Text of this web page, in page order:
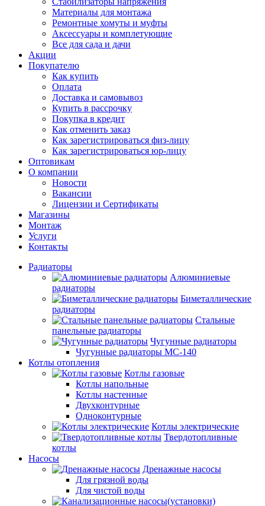
Материалы для монтажа
Ремонтные хомуты и муфты
Аксессуары и комплетующие
Все для сада и дачи
Акции
Покупателю
Как купить
Оплата
Доставка и самовывоз
Купить в рассрочку
Покупка в кредит
Как отменить заказ
Как зарегистрироваться физ-лицу
Как зарегистрироваться юр-лицу
Оптовикам
О компании
Новости
Вакансии
Лицензии и Сертификаты
Магазины
Монтаж
Услуги
Контакты
Радиаторы
Алюминиевые
радиаторы
Биметаллические
радиаторы
Стальные
панельные радиаторы
Чугунные радиаторы
Чугунные радиаторы МС-140
Котлы отопления
Котлы газовые
Котлы напольные
Котлы настенные
Двухконтурные
Одноконтурные
Котлы электрические
Твердотопливные
котлы
Насосы
Дренажные насосы
Для грязной воды
Для чистой воды